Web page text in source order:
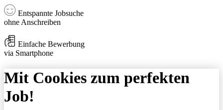
Entspannte Jobsuche
ohne Anschreiben
Einfache Bewerbung
via Smartphone
Mit Cookies zum perfekten
Job!